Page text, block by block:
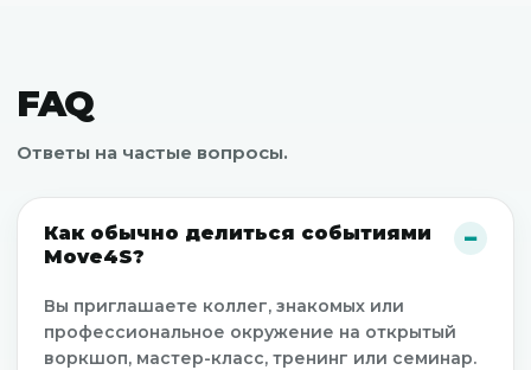
FAQ
Ответы на частые вопросы.
Как обычно делиться событиями
Move4S?
Вы приглашаете коллег, знакомых или
профессиональное окружение на открытый
воркшоп, мастер-класс, тренинг или семинар.